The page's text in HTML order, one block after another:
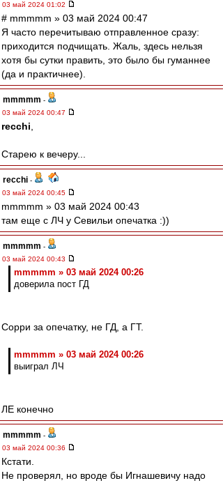
03 май 2024 01:02
# mmmmm » 03 май 2024 00:47
Я часто перечитываю отправленное сразу:
приходится подчищать. Жаль, здесь нельзя
хотя бы сутки править, это было бы гуманнее
(да и практичнее).
mmmmm -
03 май 2024 00:47
recchi
Старею к вечеру...
recchi -
03 май 2024 00:45
mmmmm » 03 май 2024 00:43
там еще с ЛЧ у Севильи опечатка :))
mmmmm -
03 май 2024 00:43
mmmmm » 03 май 2024 00:26
доверила пост ГД
Сорри за опечатку, не ГД, а ГТ.
mmmmm » 03 май 2024 00:26
выиграл ЛЧ
ЛЕ конечно
mmmmm -
03 май 2024 00:36
Кстати.
Не проверял, но вроде бы Игнашевичу надо